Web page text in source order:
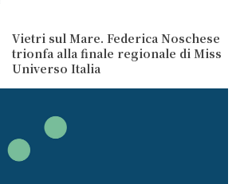
Vietri sul Mare. Federica Noschese
trionfa alla finale regionale di Miss
Universo Italia